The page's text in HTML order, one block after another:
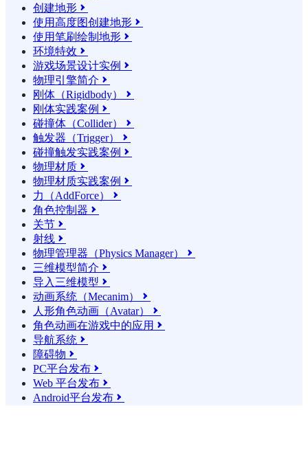
创建地形 
使用高度图创建地形 
使用笔刷绘制地形 
环境特效 
游戏场景设计实例 
物理引擎简介 
刚体（Rigidbody） 
刚体实践案例 
碰撞体（Collider） 
触发器（Trigger） 
碰撞触发实践案例 
物理材质 
物理材质实践案例 
力（AddForce） 
角色控制器 
关节 
射线 
物理管理器（Physics Manager） 
三维模型简介 
导入三维模型 
动画系统（Mecanim） 
人形角色动画（Avatar） 
角色动画在游戏中的应用 
导航系统 
障碍物 
PC平台发布 
Web 平台发布 
Android平台发布 